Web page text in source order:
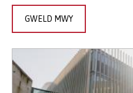
GWELD MWY